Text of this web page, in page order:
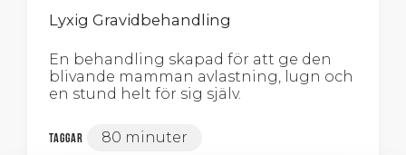
Lyxig Gravidbehandling
En behandling skapad för att ge den
blivande mamman avlastning, lugn och
en stund helt för sig själv.
Taggar 80 minuter